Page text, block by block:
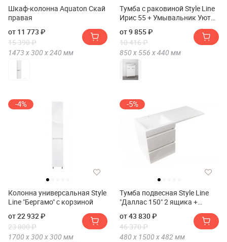
Шкаф-колонна Aquaton Скай
правая
от 11 773 ₽
15 390 ₽
1473 х300 х 240 мм
Тумба с раковиной Style Line
Ирис 55 + Умывальник Уют
от 9 855 ₽
10 416 ₽
850 х 556 х440 мм
-4%
Колонна универсальная Style
Line "Бергамо" с корзиной
от 22 932 ₽
23 800 ₽
1700 х300 х300 мм
-5%
Тумба подвесная Style Line
"Даллас 150" 2 ящика +
1500*482, левый
от 43 830 ₽
46 370 ₽
480 х 1500 х482 мм